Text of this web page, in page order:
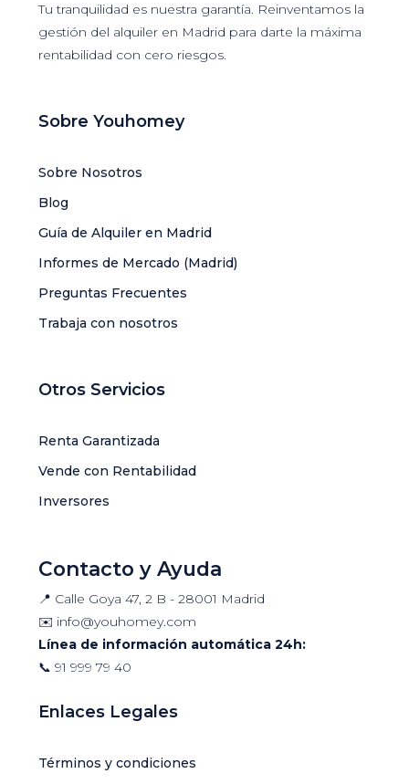
Tu tranquilidad es nuestra garantía. Reinventamos la
gestión del alquiler en Madrid para darte la máxima
rentabilidad con cero riesgos.
Sobre Youhomey
Sobre Nosotros
Blog
Guía de Alquiler en Madrid
Informes de Mercado (Madrid)
Preguntas Frecuentes
Trabaja con nosotros
Otros Servicios
Renta Garantizada
Vende con Rentabilidad
Inversores
Contacto y Ayuda
📍 Calle Goya 47, 2 B - 28001 Madrid
✉️ info@youhomey.com
Línea de información automática 24h:
📞 91 999 79 40
Enlaces Legales
Términos y condiciones